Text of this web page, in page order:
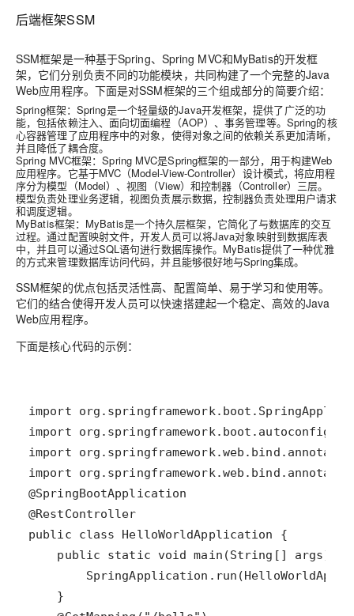
后端框架SSM
SSM框架是一种基于Spring、Spring MVC和MyBatis的开发框
架，它们分别负责不同的功能模块，共同构建了一个完整的Java
Web应用程序。下面是对SSM框架的三个组成部分的简要介绍：
Spring框架：Spring是一个轻量级的Java开发框架，提供了广泛的功
能，包括依赖注入、面向切面编程（AOP）、事务管理等。Spring的核
心容器管理了应用程序中的对象，使得对象之间的依赖关系更加清晰，
并且降低了耦合度。
Spring MVC框架：Spring MVC是Spring框架的一部分，用于构建Web
应用程序。它基于MVC（Model-View-Controller）设计模式，将应用程
序分为模型（Model）、视图（View）和控制器（Controller）三层。
模型负责处理业务逻辑，视图负责展示数据，控制器负责处理用户请求
和调度逻辑。
MyBatis框架：MyBatis是一个持久层框架，它简化了与数据库的交互
过程。通过配置映射文件，开发人员可以将Java对象映射到数据库表
中，并且可以通过SQL语句进行数据库操作。MyBatis提供了一种优雅
的方式来管理数据库访问代码，并且能够很好地与Spring集成。
SSM框架的优点包括灵活性高、配置简单、易于学习和使用等。
它们的结合使得开发人员可以快速搭建起一个稳定、高效的Java
Web应用程序。
下面是核心代码的示例：